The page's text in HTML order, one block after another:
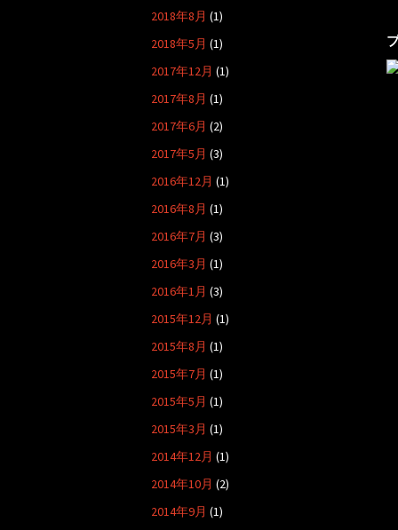
2018年8月 (1)
2018年5月 (1)
2017年12月 (1)
2017年8月 (1)
2017年6月 (2)
2017年5月 (3)
2016年12月 (1)
2016年8月 (1)
2016年7月 (3)
2016年3月 (1)
2016年1月 (3)
2015年12月 (1)
2015年8月 (1)
2015年7月 (1)
2015年5月 (1)
2015年3月 (1)
2014年12月 (1)
2014年10月 (2)
2014年9月 (1)